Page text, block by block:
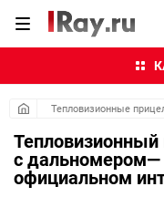
Тепловизионные
Тепловизионный
с дальномером—
официальном